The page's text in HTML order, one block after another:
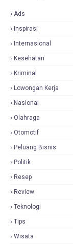
Ads
Inspirasi
Internasional
Kesehatan
Kriminal
Lowongan Kerja
Nasional
Olahraga
Otomotif
Peluang Bisnis
Politik
Resep
Review
Teknologi
Tips
Wisata